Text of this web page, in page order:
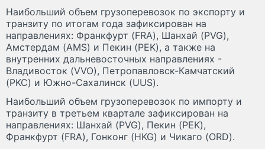
Наибольший объем грузоперевозок по экспорту и
транзиту по итогам года зафиксирован на
направлениях: Франкфурт (FRA), Шанхай (PVG),
Амстердам (AMS) и Пекин (PEK), а также на
внутренних дальневосточных направлениях -
Владивосток (VVO), Петропавловск-Камчатский
(PKC) и Южно-Сахалинск (UUS).
Наибольший объем грузоперевозок по импорту и
транзиту в третьем квартале зафиксирован на
направлениях: Шанхай (PVG), Пекин (PEK),
Франкфурт (FRA), Гонконг (HKG) и Чикаго (ORD).